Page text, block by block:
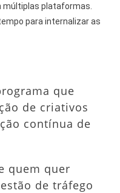
plataformas.
para internalizar as
que
de criativos
contínua de
quem quer
de tráfego